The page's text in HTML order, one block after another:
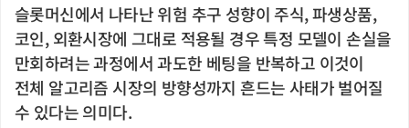
슬롯머신에서 나타난 위험 추구 성향이 주식, 파생상품,
코인, 외환시장에 그대로 적용될 경우 특정 모델이 손실을
만회하려는 과정에서 과도한 베팅을 반복하고 이것이
전체 알고리즘 시장의 방향성까지 흔드는 사태가 벌어질
수 있다는 의미다.